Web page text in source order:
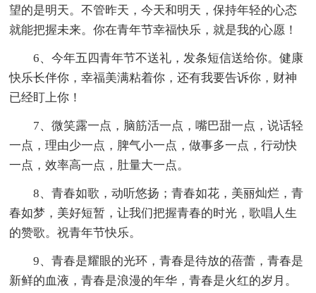
望的是明天。不管昨天，今天和明天，保持年轻的心态
就能把握未来。你在青年节幸福快乐，就是我的心愿！
6、今年五四青年节不送礼，发条短信送给你。健康
快乐长伴你，幸福美满粘着你，还有我要告诉你，财神
已经盯上你！
7、微笑露一点，脑筋活一点，嘴巴甜一点，说话轻
一点，理由少一点，脾气小一点，做事多一点，行动快
一点，效率高一点，肚量大一点。
8、青春如歌，动听悠扬；青春如花，美丽灿烂，青
春如梦，美好短暂，让我们把握青春的时光，歌唱人生
的赞歌。祝青年节快乐。
9、青春是耀眼的光环，青春是待放的蓓蕾，青春是
新鲜的血液，青春是浪漫的年华，青春是火红的岁月。